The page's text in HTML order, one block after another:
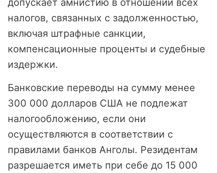
допускает амнистию в отношении всех
налогов, связанных с задолженностью,
включая штрафные санкции,
компенсационные проценты и судебные
издержки.
Банковские переводы на сумму менее
300 000 долларов США не подлежат
налогообложению, если они
осуществляются в соответствии с
правилами банков Анголы. Резидентам
разрешается иметь при себе до 15 000